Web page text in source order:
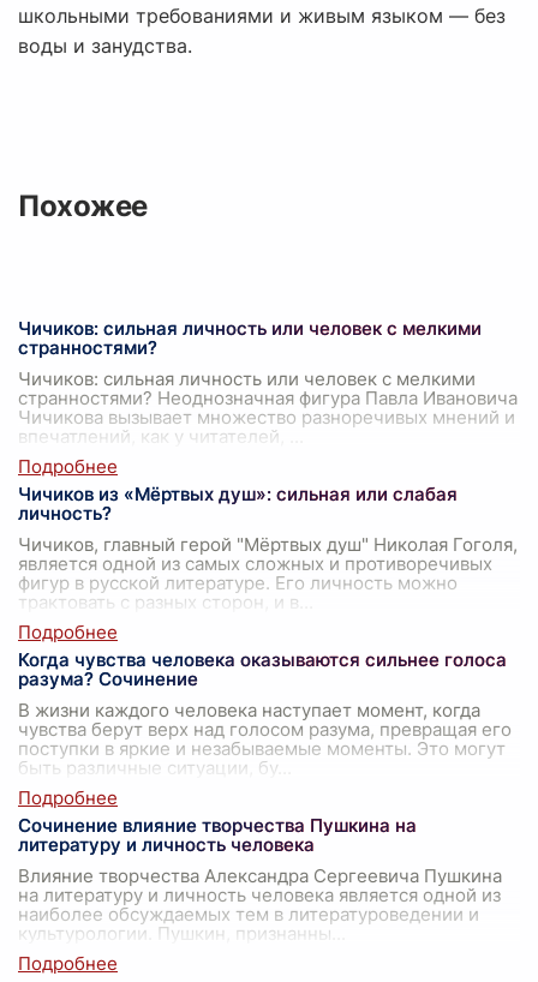
школьными требованиями и живым языком — без
воды и занудства.
Похожее
Чичиков: сильная личность или человек с мелкими
странностями?
Чичиков: сильная личность или человек с мелкими
странностями? Неоднозначная фигура Павла Ивановича
Чичикова вызывает множество разноречивых мнений и
впечатлений, как у читателей,
Чичиков из «Мёртвых душ»: сильная или слабая
личность?
Чичиков, главный герой "Мёртвых душ" Николая Гоголя,
является одной из самых сложных и противоречивых
фигур в русской литературе. Его личность можно
трактовать с разных сторон, и в
Когда чувства человека оказываются сильнее голоса
разума? Сочинение
В жизни каждого человека наступает момент, когда
чувства берут верх над голосом разума, превращая его
поступки в яркие и незабываемые моменты. Это могут
быть различные ситуации, бу
Сочинение влияние творчества Пушкина на
литературу и личность человека
Влияние творчества Александра Сергеевича Пушкина
на литературу и личность человека является одной из
наиболее обсуждаемых тем в литературоведении и
культурологии. Пушкин, признанны